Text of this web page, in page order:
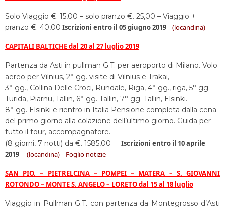
Solo Viaggio €. 15,00 – solo pranzo €. 25,00 – Viaggio +
pranzo €. 40,00 Iscrizioni entro il 05 giugno 2019 (locandina)
CAPITALI BALTICHE dal 20 al 27 luglio 2019
Partenza da Asti in pullman G.T. per aeroporto di Milano. Volo
aereo per Vilnius, 2° gg. visite di Vilnius e Trakai,
3° gg., Collina Delle Croci, Rundale, Riga, 4° gg., riga, 5° gg.
Turida, Piarnu, Tallin, 6° gg. Tallin, 7° gg. Tallin, Elsinki.
8° gg. Elsinki e rientro in Italia Pensione completa dalla cena
del primo giorno alla colazione dell’ultimo giorno. Guida per
tutto il tour, accompagnatore.
(8 giorni, 7 notti) da €. 1585,00 Iscrizioni entro il 10 aprile
2019
(locandina) Foglio notizie
SAN PIO. – PIETRELCINA – POMPEI – MATERA – S. GIOVANNI
ROTONDO – MONTE S. ANGELO – LORETO dal 15 al 18 luglio
Viaggio in Pullman G.T. con partenza da Montegrosso d’Asti